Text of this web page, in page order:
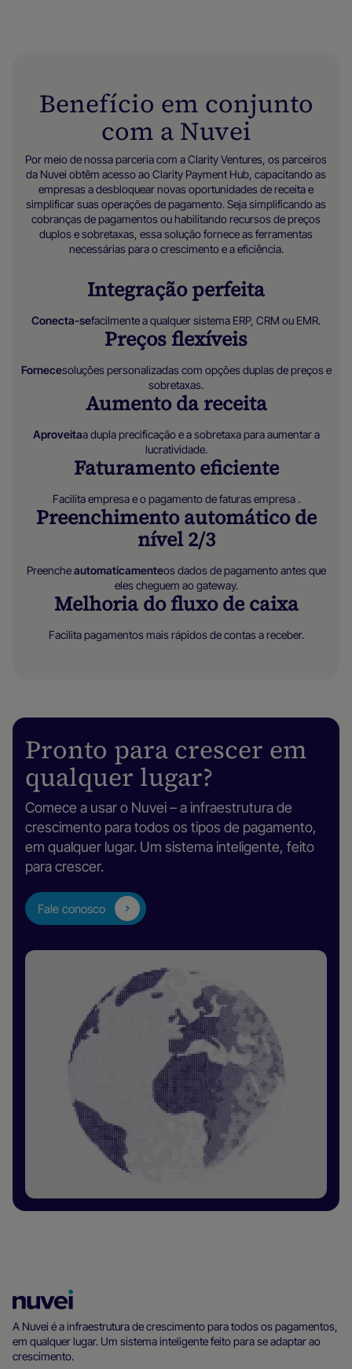
Benefício em conjunto
com a Nuvei
Por meio de nossa parceria com a Clarity Ventures, os parceiros
da Nuvei obtêm acesso ao Clarity Payment Hub, capacitando as
empresas a desbloquear novas oportunidades de receita e
simplificar suas operações de pagamento. Seja simplificando as
cobranças de pagamentos ou habilitando recursos de preços
duplos e sobretaxas, essa solução fornece as ferramentas
necessárias para o crescimento e a eficiência.
Integração perfeita
‍Conecta-sefacilmente a qualquer sistema ERP, CRM ou EMR.
Preços flexíveis
‍Fornecesoluções personalizadas com opções duplas de preços e
sobretaxas.
Aumento da receita
‍Aproveitaa dupla precificação e a sobretaxa para aumentar a
lucratividade.
Faturamento eficiente‍
Facilita empresa e o pagamento de faturas empresa .
Preenchimento automático de
nível 2/3
Preencheautomaticamenteos dados de pagamento antes que
eles cheguem ao gateway.
Melhoria do fluxo de caixa‍
Facilita pagamentos mais rápidos de contas a receber.
Pronto para crescer em
qualquer lugar?
Comece a usar o Nuvei – a infraestrutura de
crescimento para todos os tipos de pagamento,
em qualquer lugar. Um sistema inteligente, feito
para crescer.
Fale conosco
inicial
da
A Nuvei é a infraestrutura de crescimento para todos os pagamentos,
em qualquer lugar. Um sistema inteligente feito para se adaptar ao
crescimento.